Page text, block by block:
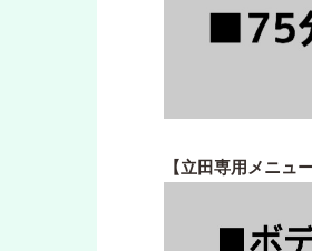
【立田専用メニュー